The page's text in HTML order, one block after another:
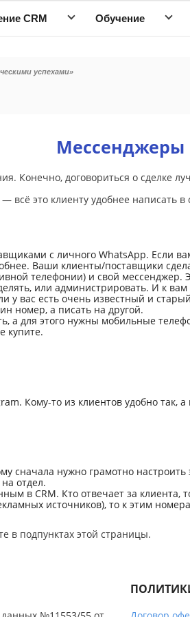
CRM Обучение
успехами»
Мессенджеры
Конечно, договориться о сделке
всё это клиенту удобнее написать
с личного WhatsApp. Если
Ваши клиенты/поставщики
телефонии) и свой
или администрировать. И к
у вас есть очень известный и
номер, а писать на другой.
а для этого нужны мобильные
купите.
Кому-то из клиентов удобно так,
сначала нужно грамотно
отдел.
в CRM. Кто отвечает за клиента,
источников), то к этим
в подпунктах этой страницы.